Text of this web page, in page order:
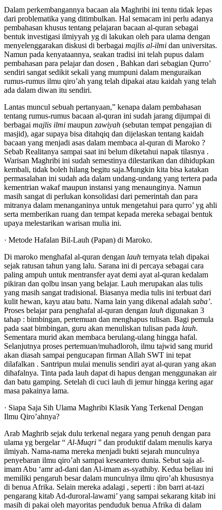
Dalam perkembangannya bacaan ala Maghribi ini tentu tidak lepas
dari problematika yang ditimbulkan. Hal semacam ini perlu adanya
pembahasan khusus tentang pelajaran bacaan al-quran sebagai
bentuk investigasi ilmiyyah yg di lakukan oleh para ulama dengan
menyelenggarakan diskusi di berbagai majlis al-ilmi dan universitas.
Namun pada kenyataannya, seakan tradisi ini telah pupus dalam
pembahasan para pelajar dan dosen , Bahkan dari sebagian Qurro’
sendiri sangat sedikit sekali yang mumpuni dalam menguraikan
rumus-rumus ilmu qiro’ah yang telah dipakai atau kaidah yang telah
ada dalam diwan itu sendiri.
Lantas muncul sebuah pertanyaan,” kenapa dalam pembahasan
tentang rumus-rumus bacaan al-quran ini sudah jarang dijumpai di
berbagai majlis ilmi maupun zawiyah (sebutan tempat pengajian di
masjid), agar supaya bisa ditahqiq dan dijelaskan tentang kaidah
bacaan yang menjadi asas dalam membaca al-quran di Maroko ?
Sebab Realitanya sampai saat ini belum diketahui napak tilasnya .
Warisan Maghribi ini sudah semestinya dilestarikan dan dihidupkan
kembali, tidak boleh hilang begitu saja.Mungkin kita bisa katakan
permasalahan ini sudah ada dalam undang-undang yang tertera pada
kementrian wakaf maupun instansi yang menaunginya. Namun
masih sangat di perlukan konsolidasi dari pemerintah dan para
mitranya dalam menanganinya untuk mengetahui para qurro’ yg ahli
serta memberikan ruang dan tempat kepada mereka sebagai bentuk
upaya melestarikan warisan mulia ini.
· Metode Hafalan Bil-Lauh (Papan) di Maroko.
Di maroko menghafal al-quran dengan lauh ternyata telah dipakai
sejak ratusan tahun yang lalu. Sarana ini di percaya sebagai cara
paling ampuh untuk mentransfer ayat demi ayat al-quran kedalam
pikiran dan qolbu insan yang belajar. Lauh merupakan alas tulis
yang masih sangat tradisional. Biasanya media tulis ini terbuat dari
kulit hewan, kayu atau batu. Nama lain yang dikenal adalah saba’.
Proses belajar para penghafal al-quran dengan lauh digunakan 3
tahap : bimbingan, pertemuan dan menghapus tulisan. Bagi pemula
pada saat bimbingan, guru akan menuliskan tulisan pada lauh.
Sementara murid akan membaca berulang-ulang hingga hafal.
Selanjutnya proses pertemuan/muhadloroh, ilmu tajwid sang murid
akan diasah sampai pengucapan firman Allah SWT ini tepat
dilafalkan . Santripun mulai menulis sendiri ayat al-quran yang akan
dihafalnya. Tinta pada lauh dapat di hapus dengan menggunakan air
dan batu gamping. Setelah di cuci lauh di jemur hingga kering agar
masa pakainya lama.
· Siapa Saja Sih Ulama Maghribi Klasik Yang Terkenal Dengan
Ilmu Qiro’ahnya?
Arab Maghrib sejak dulu terkenal negara yang penuh dengan para
ulama yg bergelar “ Al-Muqri ” dan produktif dalam menulis karya
ilmiyah. Nama-nama mereka menjadi bukti sejarah munculnya
penyebaran ilmu qiro’ah sampai keseantero dunia. Sebut saja al-
imam Abu ‘amr ad-dani dan Al-imam as-syathiby. Kedua beliau ini
memiliki pengaruh besar dalam munculnya ilmu qiro’ah khususnya
di benua Afrika. Selain mereka adalagi , seperti : ibn barri at-tazi
pengarang kitab Ad-duroral-lawami’ yang sampai sekarang kitab ini
masih di pakai oleh mayoritas penduduk benua Afrika di dalam